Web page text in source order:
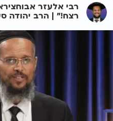
רבי אלעזר
רצח!" | הרב יהודה